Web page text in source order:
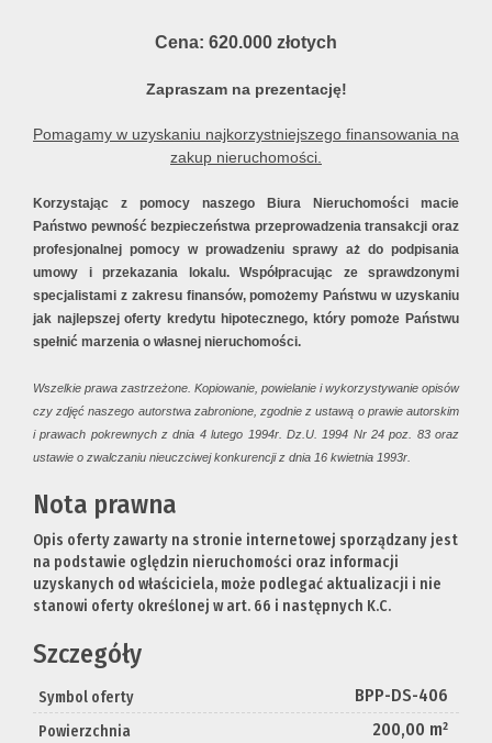
Cena: 620.000 złotych
Zapraszam na prezentację!
Pomagamy w uzyskaniu najkorzystniejszego finansowania na
zakup nieruchomości.
Korzystając z pomocy naszego Biura Nieruchomości macie
Państwo pewność bezpieczeństwa przeprowadzenia transakcji oraz
profesjonalnej pomocy w prowadzeniu sprawy aż do podpisania
umowy i przekazania lokalu. Współpracując ze sprawdzonymi
specjalistami z zakresu finansów, pomożemy Państwu w uzyskaniu
jak najlepszej oferty kredytu hipotecznego, który pomoże Państwu
spełnić marzenia o własnej nieruchomości.
Wszelkie prawa zastrzeżone. Kopiowanie, powielanie i wykorzystywanie opisów
czy zdjęć naszego autorstwa zabronione, zgodnie z ustawą o prawie autorskim
i prawach pokrewnych z dnia 4 lutego 1994r. Dz.U. 1994 Nr 24 poz. 83 oraz
ustawie o zwalczaniu nieuczciwej konkurencji z dnia 16 kwietnia 1993r.
Nota prawna
Opis oferty zawarty na stronie internetowej sporządzany jest
na podstawie oględzin nieruchomości oraz informacji
uzyskanych od właściciela, może podlegać aktualizacji i nie
stanowi oferty określonej w art. 66 i następnych K.C.
Szczegóły
Symbol oferty BPP-DS-406
Powierzchnia 200,00 m²